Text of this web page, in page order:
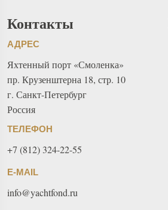
Контакты
АДРЕС
Яхтенный порт «Смоленка»
пр. Крузенштерна 18, стр. 10
г. Санкт-Петербург
Россия
ТЕЛЕФОН
+7 (812) 324-22-55
E-MAIL
info@yachtfond.ru